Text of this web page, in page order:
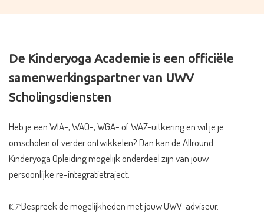
De Kinderyoga Academie is een officiële
samenwerkingspartner van UWV
Scholingsdiensten
Heb je een WIA-, WAO-, WGA- of WAZ-uitkering en wil je je
omscholen of verder ontwikkelen? Dan kan de Allround
Kinderyoga Opleiding mogelijk onderdeel zijn van jouw
persoonlijke re-integratietraject.
👉Bespreek de mogelijkheden met jouw UWV-adviseur.